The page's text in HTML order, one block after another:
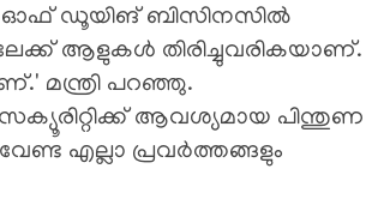
ഓഫ് ഡൂയിങ് ബിസിനസിൽ
ആളുകൾ തിരിച്ചുവരികയാണ്.
മന്ത്രി പറഞ്ഞു.
ആവശ്യമായ പിന്തുണ
എല്ലാ പ്രവർത്തങ്ങളും